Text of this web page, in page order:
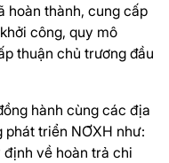
hoàn thành, cung cấp
công, quy mô
thuận chủ trương đầu
hành cùng các địa
phát triển NƠXH như:
về hoàn trả chi